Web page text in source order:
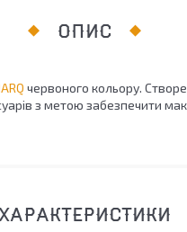
ОПИС
червоного кольору.
з метою забезпечити
ХАРАКТЕРИСТИКИ